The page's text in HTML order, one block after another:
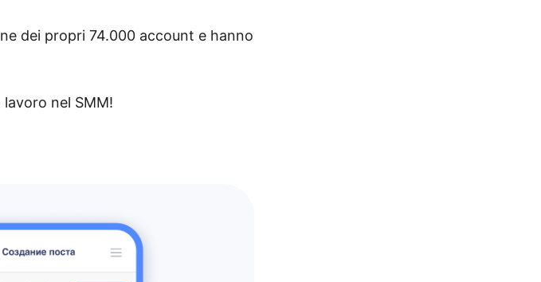
dei propri 74.000 account e hanno
nel SMM!